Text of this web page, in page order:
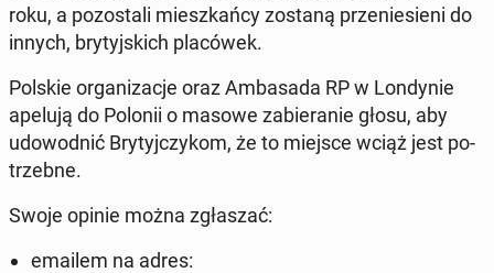
roku, a po­zo­sta­li miesz­kań­cy zostaną prze­nie­sie­ni do
innych, bry­tyj­skich pla­có­wek.
Polskie or­ga­ni­za­cje oraz Am­ba­sa­da RP w Lon­dy­nie
apelują do Polonii o masowe za­bie­ra­nie głosu, aby
udo­wod­nić Bry­tyj­czy­kom, że to miejsce wciąż jest po­
trzeb­ne.
Swoje opinie można zgła­szać:
emailem na adres: